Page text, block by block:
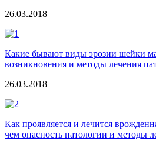
26.03.2018
Какие бывают виды эрозии шейки
возникновения и методы лечения
26.03.2018
Как проявляется и лечится
чем опасность патологии и методы